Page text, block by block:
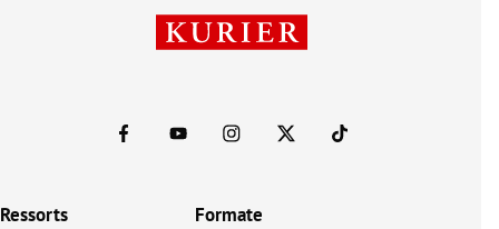
Ressorts Formate